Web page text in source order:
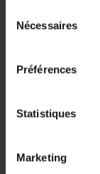
Nécessaires
Préférences
Statistiques
Marketing
Coque